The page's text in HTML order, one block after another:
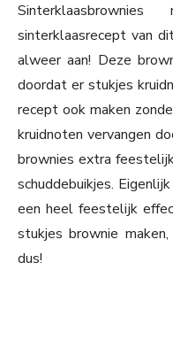
sinterklaasrecept van
alweer aan! Deze
doordat er stukjes
recept ook maken
kruidnoten vervangen
brownies extra
schuddebuikjes.
een heel feestelijk
stukjes brownie
dus!